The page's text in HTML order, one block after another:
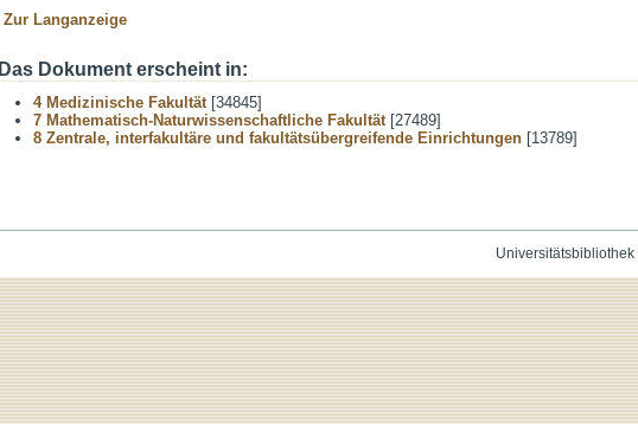
Zur Langanzeige
Das Dokument erscheint in:
4 Medizinische Fakultät[34845]
7 Mathematisch-Naturwissenschaftliche Fakultät[27489]
8 Zentrale, interfakultäre und fakultätsübergreifende Einrichtungen [13789]
Universitätsbibliothek|